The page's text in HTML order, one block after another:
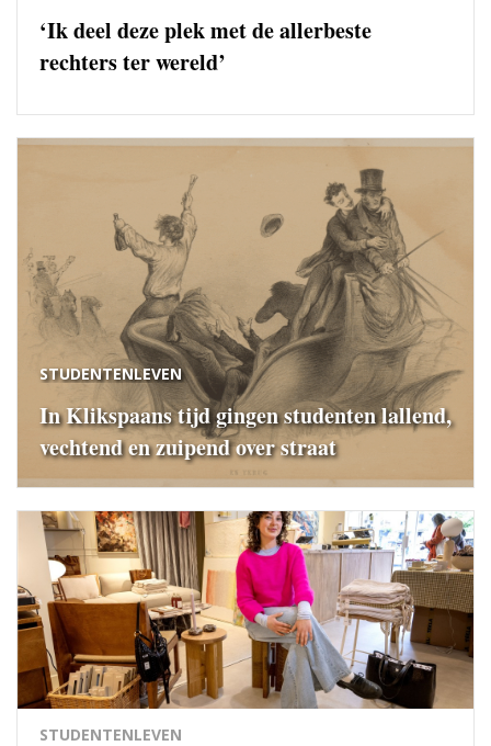
‘Ik deel deze plek met de allerbeste
rechters ter wereld’
STUDENTENLEVEN
In Klikspaans tijd gingen studenten lallend,
vechtend en zuipend over straat
STUDENTENLEVEN